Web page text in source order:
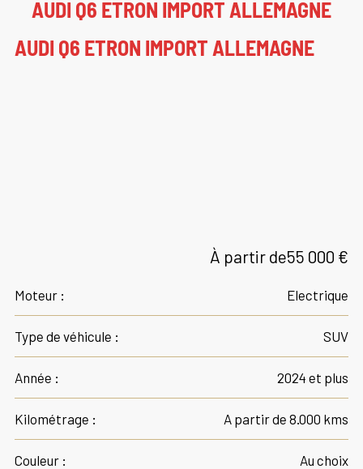
AUDI Q6 ETRON IMPORT ALLEMAGNE
AUDI Q6 ETRON IMPORT ALLEMAGNE
À partir de55 000 €
Moteur : Electrique
Type de véhicule : SUV
Année : 2024 et plus
Kilométrage : A partir de 8.000 kms
Couleur : Au choix